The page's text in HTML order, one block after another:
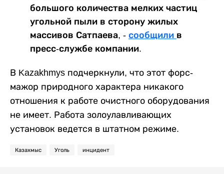
большого количества мелких частиц
угольной пыли в сторону жилых
массивов Сатпаева, - сообщили в
пресс-службе компании.
В Kazakhmys подчеркнули, что этот форс-
мажор природного характера никакого
отношения к работе очистного оборудования
не имеет. Работа золоулавливающих
установок ведется в штатном режиме.
Казахмыс Уголь инцидент